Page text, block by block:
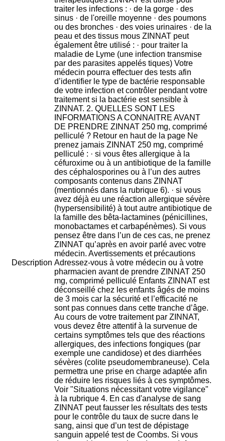
Description
traiter les infections : · de la gorge · des
sinus · de l'oreille moyenne · des poumons
ou des bronches · des voies urinaires · de la
peau et des tissus mous ZINNAT peut
également être utilisé : · pour traiter la
maladie de Lyme (une infection transmise
par des parasites appelés tiques) Votre
médecin pourra effectuer des tests afin
d’identifier le type de bactérie responsable
de votre infection et contrôler pendant votre
traitement si la bactérie est sensible à
ZINNAT. 2. QUELLES SONT LES
INFORMATIONS A CONNAITRE AVANT
DE PRENDRE ZINNAT 250 mg, comprimé
pelliculé ? Retour en haut de la page Ne
prenez jamais ZINNAT 250 mg, comprimé
pelliculé : · si vous êtes allergique à la
céfuroxime ou à un antibiotique de la famille
des céphalosporines ou à l’un des autres
composants contenus dans ZINNAT
(mentionnés dans la rubrique 6). · si vous
avez déjà eu une réaction allergique sévère
(hypersensibilité) à tout autre antibiotique de
la famille des bêta-lactamines (pénicillines,
monobactames et carbapénèmes). Si vous
pensez être dans l’un de ces cas, ne prenez
ZINNAT qu’après en avoir parlé avec votre
médecin. Avertissements et précautions
Adressez-vous à votre médecin ou à votre
pharmacien avant de prendre ZINNAT 250
mg, comprimé pelliculé Enfants ZINNAT est
déconseillé chez les enfants âgés de moins
de 3 mois car la sécurité et l’efficacité ne
sont pas connues dans cette tranche d’âge.
Au cours de votre traitement par ZINNAT,
vous devez être attentif à la survenue de
certains symptômes tels que des réactions
allergiques, des infections fongiques (par
exemple une candidose) et des diarrhées
sévères (colite pseudomembraneuse). Cela
permettra une prise en charge adaptée afin
de réduire les risques liés à ces symptômes.
Voir "Situations nécessitant votre vigilance"
à la rubrique 4. En cas d'analyse de sang
ZINNAT peut fausser les résultats des tests
pour le contrôle du taux de sucre dans le
sang, ainsi que d’un test de dépistage
sanguin appelé test de Coombs. Si vous